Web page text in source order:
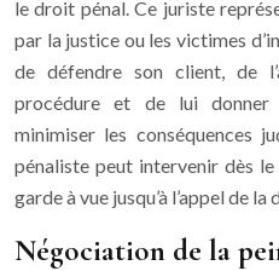
le droit pénal. Ce juriste
par la justice ou les victimes
de défendre son client, de
procédure et de lui donner
minimiser les conséquences
pénaliste peut intervenir dès
garde à vue jusqu’à l’appel de
Négociation de la